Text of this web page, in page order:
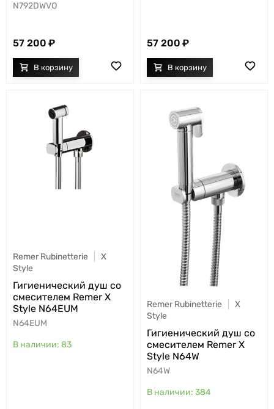
N792DWVO
57 200 57 200
Remer Rubinetterie
X
Style
Гигиенический душ со
смесителем Remer X
Style N64EUM
N64EUM
83
Remer Rubinetterie
X
Style
Гигиенический душ со
смесителем Remer X
Style N64W
N64W
384